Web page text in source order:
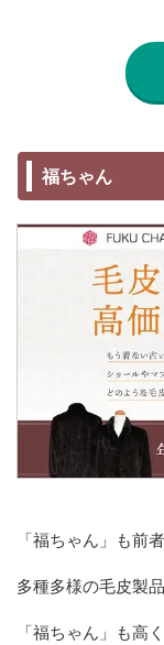
福ちゃん
「福ちゃん」も前
多種多様の毛皮製
「福ちゃん」も高